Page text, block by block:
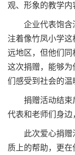
观、形象的教学内
企业代表饱含深
注着像竹凤小学
远地区，但他们
这次捐赠，能够
们感受到社会的温
捐赠活动结束后
代表和老师们身边
此次爱心捐赠活
质上的帮助，更在